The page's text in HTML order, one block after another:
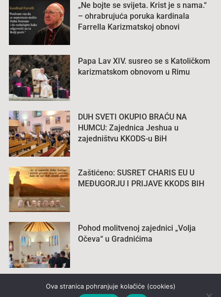
„Ne bojte se svijeta. Krist je s nama.“
– ohrabrujuća poruka kardinala
Farrella Karizmatskoj obnovi
Papa Lav XIV. susreo se s Katoličkom
karizmatskom obnovom u Rimu
DUH SVETI OKUPIO BRAĆU NA
HUMCU: Zajednica Jeshua u
zajedništvu KKODS-u BiH
Zaštićeno: SUSRET CHARIS EU U
MEĐUGORJU I PRIJAVE KKODS BIH
Pohod molitvenoj zajednici „Volja
Očeva“ u Gradnićima
Ova stranica pohranjuje kolačiće (cookies)